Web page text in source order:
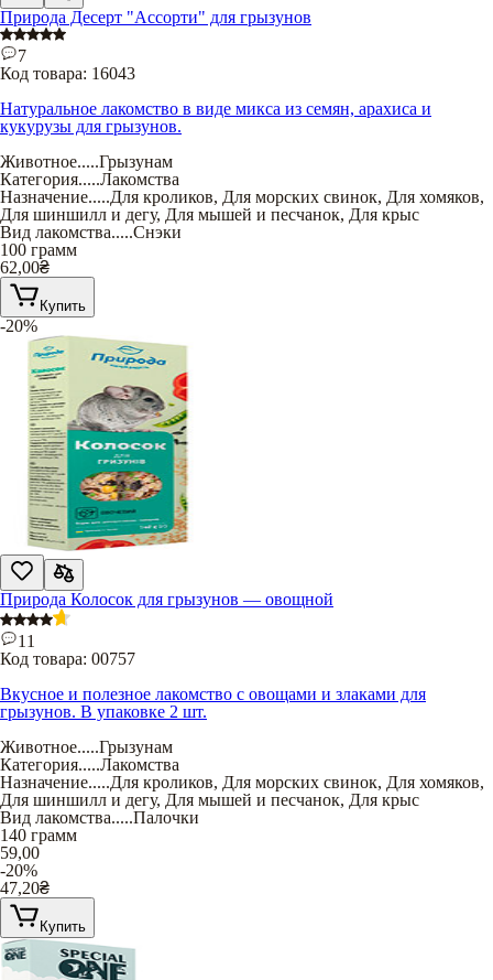
Природа Десерт "Ассорти" для грызунов
7
Код товара: 16043
Натуральное лакомство в виде микса из семян, арахиса и
кукурузы для грызунов.
Животное.....Грызунам
Категория.....Лакомства
Назначение.....Для кроликов, Для морских свинок, Для хомяков,
Для шиншилл и дегу, Для мышей и песчанок, Для крыс
Вид лакомства.....Снэки
100 грамм
62,00₴
Купить
-20%
Природа Колосок для грызунов — овощной
11
Код товара: 00757
Вкусное и полезное лакомство с овощами и злаками для
грызунов. В упаковке 2 шт.
Животное.....Грызунам
Категория.....Лакомства
Назначение.....Для кроликов, Для морских свинок, Для хомяков,
Для шиншилл и дегу, Для мышей и песчанок, Для крыс
Вид лакомства.....Палочки
140 грамм
59,00
-20%
47,20₴
Купить